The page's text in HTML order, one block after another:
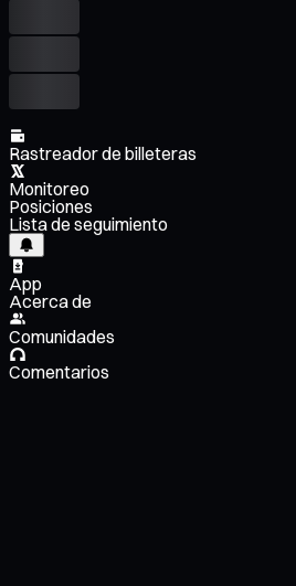
Rastreador de billeteras
Monitoreo
Posiciones
Lista de seguimiento
App
Acerca de
Comunidades
Comentarios